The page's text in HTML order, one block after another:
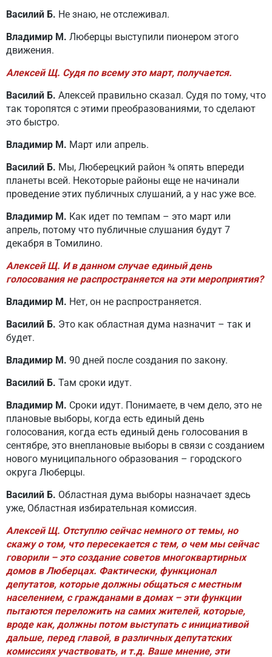
Василий Б. Не знаю, не отслеживал.
Владимир М. Люберцы выступили пионером этого
движения.
Алексей Щ. Судя по всему это март, получается.
Василий Б. Алексей правильно сказал. Судя по тому, что
так торопятся с этими преобразованиями, то сделают
это быстро.
Владимир М. Март или апрель.
Василий Б. Мы, Люберецкий район ¾ опять впереди
планеты всей. Некоторые районы еще не начинали
проведение этих публичных слушаний, а у нас уже все.
Владимир М. Как идет по темпам – это март или
апрель, потому что публичные слушания будут 7
декабря в Томилино.
Алексей Щ. И в данном случае единый день
голосования не распространяется на эти мероприятия?
Владимир М. Нет, он не распространяется.
Василий Б. Это как областная дума назначит – так и
будет.
Владимир М. 90 дней после создания по закону.
Василий Б. Там сроки идут.
Владимир М. Сроки идут. Понимаете, в чем дело, это не
плановые выборы, когда есть единый день
голосования, когда есть единый день голосования в
сентябре, это внеплановые выборы в связи с созданием
нового муниципального образования – городского
округа Люберцы.
Василий Б. Областная дума выборы назначает здесь
уже, Областная избирательная комиссия.
Алексей Щ. Отступлю сейчас немного от темы, но
скажу о том, что пересекается с тем, о чем мы сейчас
говорили – это создание советов многоквартирных
домов в Люберцах. Фактически, функционал
депутатов, которые должны общаться с местным
населением, с гражданами в домах – эти функции
пытаются переложить на самих жителей, которые,
вроде как, должны потом выступать с инициативой
дальше, перед главой, в различных депутатских
комиссиях участвовать, и т.д. Ваше мнение, эти